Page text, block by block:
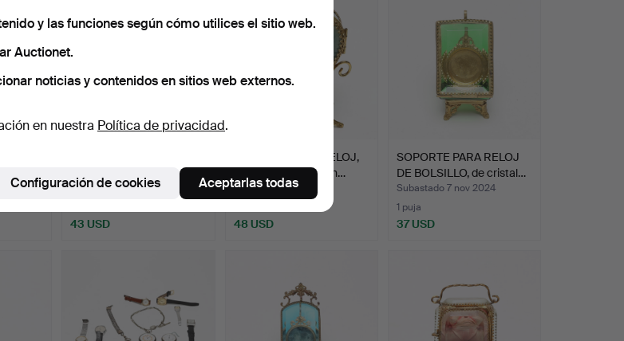
Subastado 3 dic 2024
43 USD
SOPORTE PARA RELOJ,
de cristal y metal. en…
Subastado 3 dic 2024
48 USD
SOPORTE PARA RELOJ
DE BOLSILLO, de cristal…
Subastado 7 nov 2024
1 puja
37 USD
y las funciones según cómo utilices el sitio web.
Auctionet.
noticias y contenidos en sitios web externos.
en nuestra Política de privacidad.
Configuración de cookies Aceptarlas todas